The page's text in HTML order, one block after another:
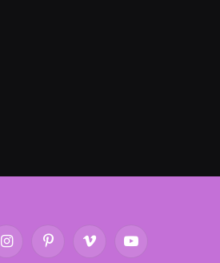
InstagramPinterestVimeo YouTube